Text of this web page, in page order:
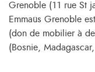
Grenoble (11 rue St
Emmaüs Grenoble
(don de mobilier à
(Bosnie, Madagascar,